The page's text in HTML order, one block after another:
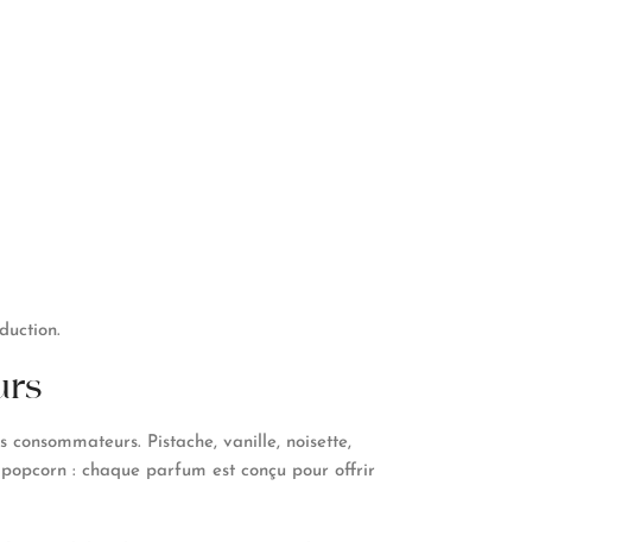
Pistache, vanille, noisette,
: chaque parfum est conçu pour offrir